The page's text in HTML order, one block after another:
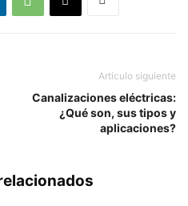
Artículo siguiente
Canalizaciones eléctricas:
¿Qué son, sus tipos y
aplicaciones?